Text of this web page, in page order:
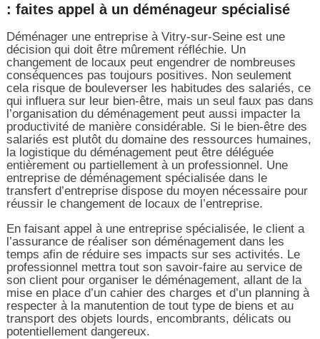
: faites appel à un déménageur spécialisé
Déménager une entreprise à Vitry-sur-Seine est une
décision qui doit être mûrement réfléchie. Un
changement de locaux peut engendrer de nombreuses
conséquences pas toujours positives. Non seulement
cela risque de bouleverser les habitudes des salariés, ce
qui influera sur leur bien-être, mais un seul faux pas dans
l’organisation du déménagement peut aussi impacter la
productivité de manière considérable. Si le bien-être des
salariés est plutôt du domaine des ressources humaines,
la logistique du déménagement peut être déléguée
entièrement ou partiellement à un professionnel. Une
entreprise de déménagement spécialisée dans le
transfert d’entreprise dispose du moyen nécessaire pour
réussir le changement de locaux de l’entreprise.
En faisant appel à une entreprise spécialisée, le client a
l’assurance de réaliser son déménagement dans les
temps afin de réduire ses impacts sur ses activités. Le
professionnel mettra tout son savoir-faire au service de
son client pour organiser le déménagement, allant de la
mise en place d’un cahier des charges et d’un planning à
respecter à la manutention de tout type de biens et au
transport des objets lourds, encombrants, délicats ou
potentiellement dangereux.